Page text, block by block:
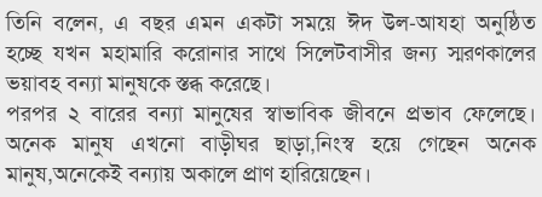
তিনি বলেন, এ বছর এমন একটা সময়ে ঈদ উল-আযহা অনুষ্ঠিত
হচ্ছে যখন মহামারি করোনার সাথে সিলেটবাসীর জন্য স্মরণকালের
ভয়াবহ বন্যা মানুষকে স্তব্ধ করেছে।
পরপর ২ বারের বন্যা মানুষের স্বাভাবিক জীবনে প্রভাব ফেলেছে।
অনেক মানুষ এখনো বাড়ীঘর ছাড়া,নিংস্ব হয়ে গেছেন অনেক
মানুষ,অনেকেই বন্যায় অকালে প্রাণ হারিয়েছেন।